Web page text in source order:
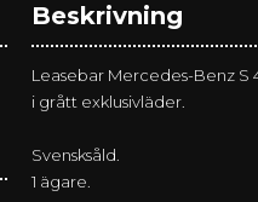
Beskrivning
Leasebar Mercedes-Benz
i grått exklusivläder.
Svensksåld.
1 ägare.